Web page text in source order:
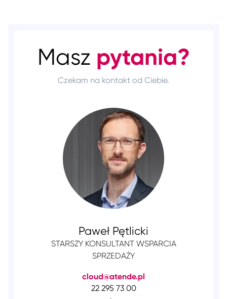
Masz pytania?
Czekam na kontakt od Ciebie.
Paweł Pętlicki
STARSZY KONSULTANT WSPARCIA
SPRZEDAŻY
cloud@atende.pl
22 295 73 00